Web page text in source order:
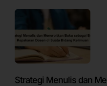
Strategi Menulis dan